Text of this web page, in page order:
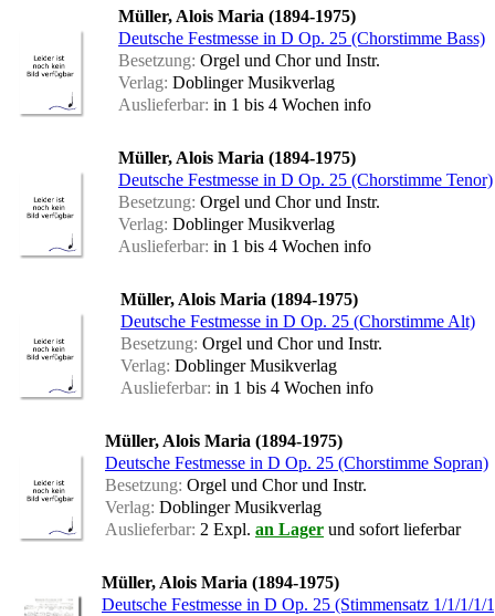
Müller, Alois Maria (1894-1975)
Deutsche Festmesse in D Op. 25 (Chorstimme Bass)
Besetzung: Orgel und Chor und Instr.
Verlag: Doblinger Musikverlag
Auslieferbar: in 1 bis 4 Wochen info
Müller, Alois Maria (1894-1975)
Deutsche Festmesse in D Op. 25 (Chorstimme Tenor)
Besetzung: Orgel und Chor und Instr.
Verlag: Doblinger Musikverlag
Auslieferbar: in 1 bis 4 Wochen info
Müller, Alois Maria (1894-1975)
Deutsche Festmesse in D Op. 25 (Chorstimme Alt)
Besetzung: Orgel und Chor und Instr.
Verlag: Doblinger Musikverlag
Auslieferbar: in 1 bis 4 Wochen info
Müller, Alois Maria (1894-1975)
Deutsche Festmesse in D Op. 25 (Chorstimme Sopran)
Besetzung: Orgel und Chor und Instr.
Verlag: Doblinger Musikverlag
Auslieferbar: 2 Expl. an Lager und sofort lieferbar
Müller, Alois Maria (1894-1975)
Deutsche Festmesse in D Op. 25 (Stimmensatz 1/1/1/1/